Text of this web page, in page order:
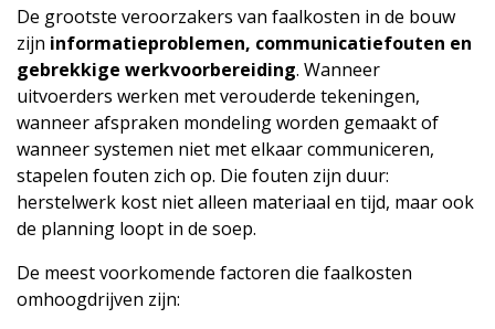
De grootste veroorzakers van faalkosten in de bouw
zijn informatieproblemen, communicatiefouten en
gebrekkige werkvoorbereiding. Wanneer
uitvoerders werken met verouderde tekeningen,
wanneer afspraken mondeling worden gemaakt of
wanneer systemen niet met elkaar communiceren,
stapelen fouten zich op. Die fouten zijn duur:
herstelwerk kost niet alleen materiaal en tijd, maar ook
de planning loopt in de soep.
De meest voorkomende factoren die faalkosten
omhoogdrijven zijn: